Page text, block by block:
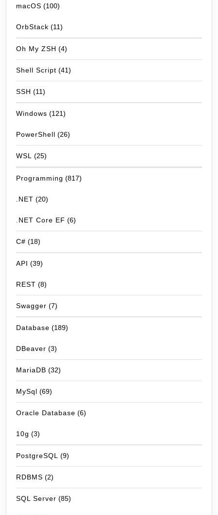
macOS (100)
OrbStack (11)
Oh My ZSH (4)
Shell Script (41)
SSH (11)
Windows (121)
PowerShell (26)
WSL (25)
Programming (817)
.NET (20)
.NET Core EF (6)
C# (18)
API (39)
REST (8)
Swagger (7)
Database (189)
DBeaver (3)
MariaDB (32)
MySql (69)
Oracle Database (6)
10g (3)
PostgreSQL (9)
RDBMS (2)
SQL Server (85)